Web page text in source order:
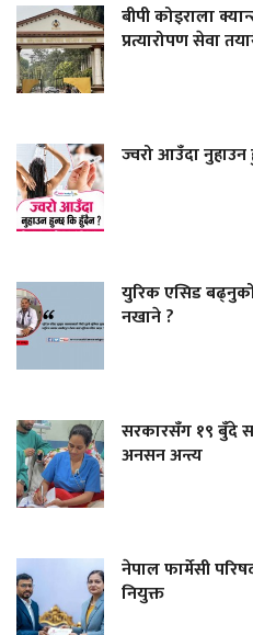
बीपी कोइराला
प्रत्यारोपण सेवा
ज्वरो आउँदा
युरिक एसिड
नखाने ?
सरकारसँग १९ बुँदे
अनसन अन्त्य
नेपाल फार्मेसी
नियुक्त